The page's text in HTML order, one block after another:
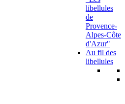
libellules
de
Provence-
Alpes-Côte
d'Azur"
Au fil des
libellules